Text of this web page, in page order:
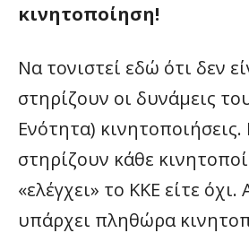
κινητοποίηση!
Να τονιστεί εδώ ότι δεν
στηρίζουν οι δυνάμεις
Ενότητα)
στηρίζουν κάθε
«ελέγχει» το ΚΚΕ είτε
υπάρχει πληθώρα